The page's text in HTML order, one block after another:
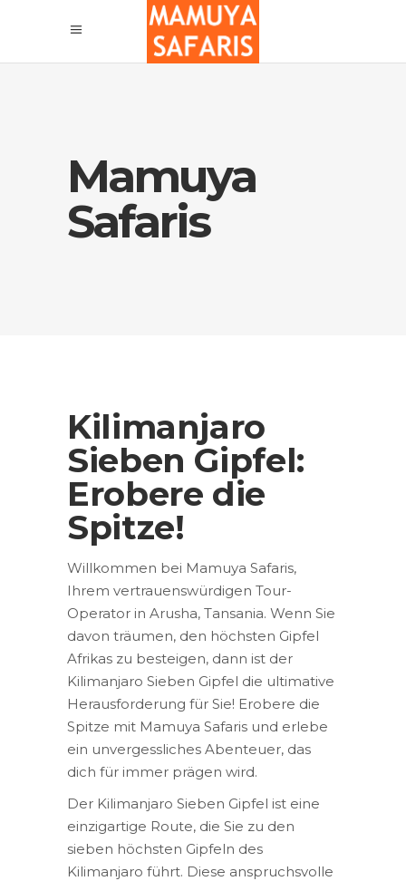
Mamuya
Safaris
Kilimanjaro
Sieben Gipfel:
Erobere die
Spitze!
Willkommen bei Mamuya Safaris,
Ihrem vertrauenswürdigen Tour-
Operator in Arusha, Tansania. Wenn Sie
davon träumen, den höchsten Gipfel
Afrikas zu besteigen, dann ist der
Kilimanjaro Sieben Gipfel die ultimative
Herausforderung für Sie! Erobere die
Spitze mit Mamuya Safaris und erlebe
ein unvergessliches Abenteuer, das
dich für immer prägen wird.
Der Kilimanjaro Sieben Gipfel ist eine
einzigartige Route, die Sie zu den
sieben höchsten Gipfeln des
Kilimanjaro führt. Diese anspruchsvolle